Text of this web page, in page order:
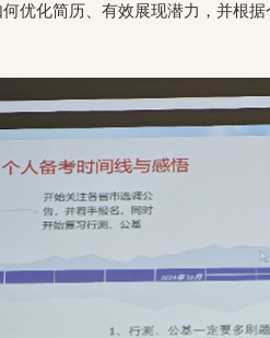
优化简历、有效展现潜力，并根据